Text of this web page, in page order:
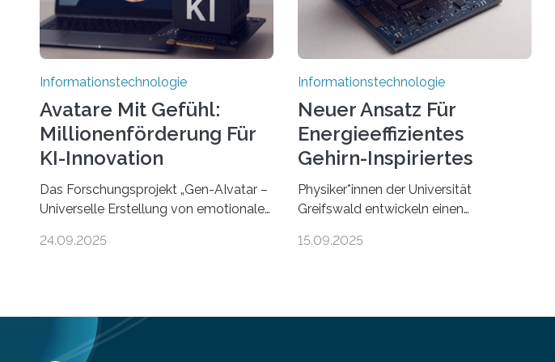
Informationstechnologie
Avatare Mit Gefühl:
Millionenförderung Für
KI-Innovation
Das Forschungsprojekt „Gen-AIvatar –
Universelle Erstellung von emotionalen
generative KI“ erhält eine
Wissenschaftler der Universität Bonn
und der TH Köln gemeinsam mit der
24.09.2025
Informationstechnologie
Neuer Ansatz Für
Energieeffizientes
Gehirn-Inspiriertes
Rechnen
Physiker*innen der Universität
Greifswald entwickeln einen
energieeffizienteres Arbeiten von
15.09.2025